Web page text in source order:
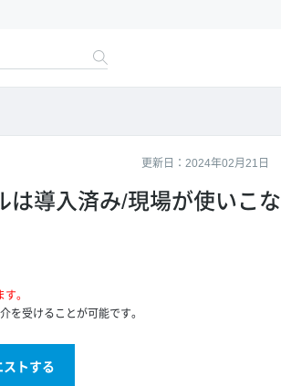
更新日：2024年02月21日
は導入済み/現場が使いこな
。
を受けることが可能です。
トする